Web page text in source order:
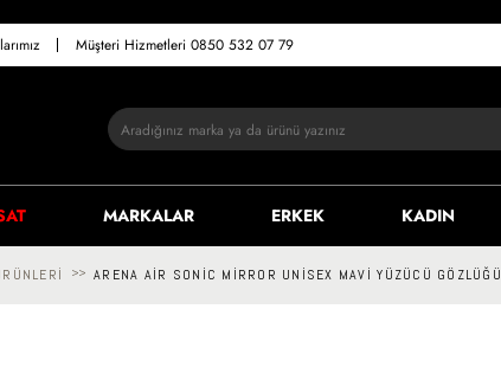
Müşteri Hizmetleri 0850 532 07 79
MARKALAR ERKEK KADIN
>> ARENA AIR SONIC MIRROR UNISEX MAVI YÜZÜCÜ GÖZLÜĞÜ